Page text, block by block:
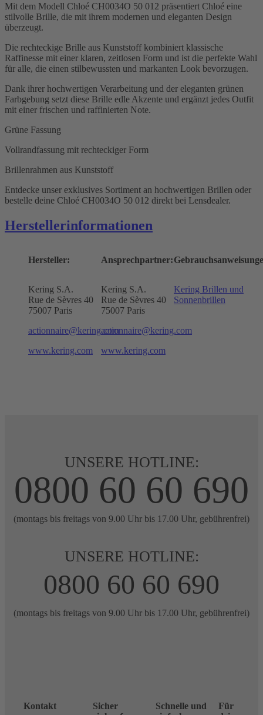
Mit dem Modell Chloé CH0034O 50 012 präsentiert Chloé eine
stilvolle Brille, die mit ihrem modernen und eleganten Design
überzeugt.
Die rechteckige Brille aus Kunststoff kombiniert klassische
Raffinesse mit einer klaren, zeitlosen Form und ist die perfekte Wahl
für alle, die einen stilbewussten und markanten Look bevorzugen.
Dank ihrer hochwertigen Verarbeitung und der eleganten grünen
Farbgebung setzt diese Brille edle Akzente und ergänzt jedes Outfit
mit einer frischen und raffinierten Note.
Grüne Fassung
Vollrandfassung mit rechteckiger Form
Brillenrahmen aus Kunststoff
Entdecke unser exklusives Sortiment an hochwertigen Brillen oder
bestelle deine Chloé CH0034O 50 012 direkt bei Lensdealer.
Herstellerinformationen
Hersteller:
Kering S.A.
Rue de Sèvres 40
75007 Paris
actionnaire@kering.com
www.kering.com
Ansprechpartner:
Kering S.A.
Rue de Sèvres 40
75007 Paris
actionnaire@kering.com
www.kering.com
Kering Brillen und
Sonnenbrillen
UNSERE HOTLINE:
0800 60 60 690
(montags bis freitags von 9.00 Uhr bis 17.00 Uhr, gebührenfrei)
UNSERE HOTLINE:
0800 60 60 690
(montags bis freitags von 9.00 Uhr bis 17.00 Uhr, gebührenfrei)
Kontakt
Sicher
Schnelle und
Für